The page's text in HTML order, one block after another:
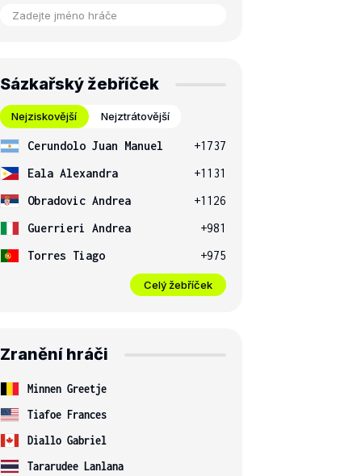
Sázkařský žebříček
Nejziskovější Nejztrátovější
Cerundolo Juan Manuel
+1737
Eala Alexandra
+1131
Obradovic Andrea
+1126
Guerrieri Andrea
+981
Torres Tiago
+975
Celý žebříček
Zranění hráči
Minnen Greetje
Tiafoe Frances
Diallo Gabriel
Tararudee Lanlana